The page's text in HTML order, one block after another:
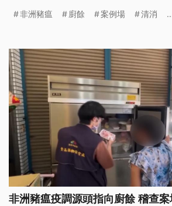
非洲豬瘟 廚餘 案例場 清消
非洲豬瘟疫調源頭指向廚餘 稽查